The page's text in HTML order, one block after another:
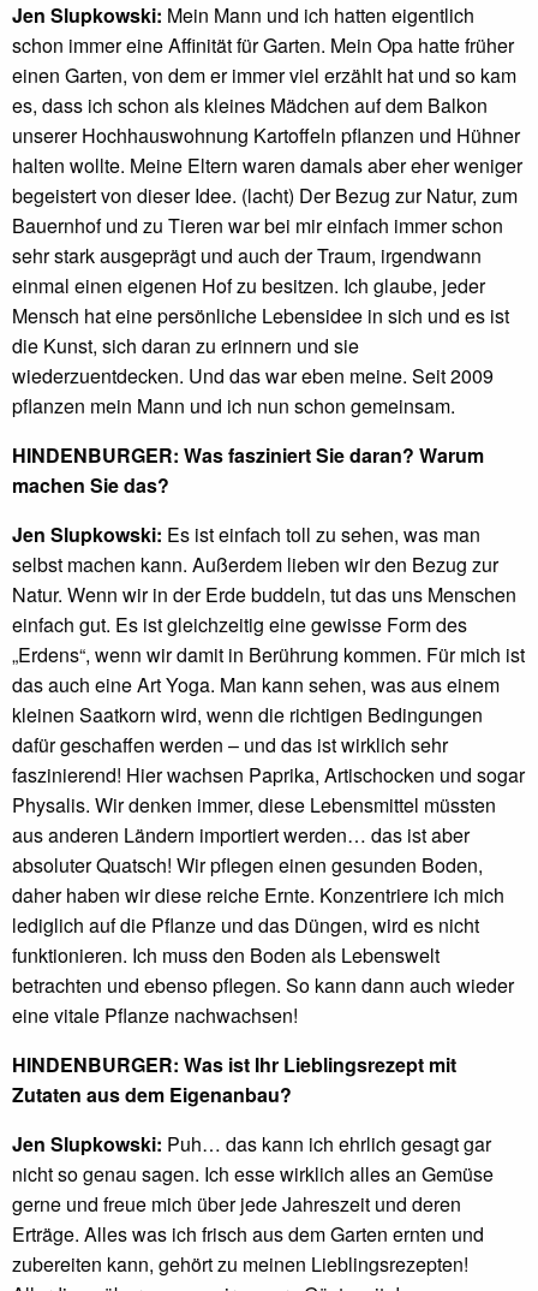
Jen Slupkowski: Mein Mann und ich hatten eigentlich
schon immer eine Affinität für Garten. Mein Opa hatte früher
einen Garten, von dem er immer viel erzählt hat und so kam
es, dass ich schon als kleines Mädchen auf dem Balkon
unserer Hochhauswohnung Kartoffeln pflanzen und Hühner
halten wollte. Meine Eltern waren damals aber eher weniger
begeistert von dieser Idee. (lacht) Der Bezug zur Natur, zum
Bauernhof und zu Tieren war bei mir einfach immer schon
sehr stark ausgeprägt und auch der Traum, irgendwann
einmal einen eigenen Hof zu besitzen. Ich glaube, jeder
Mensch hat eine persönliche Lebensidee in sich und es ist
die Kunst, sich daran zu erinnern und sie
wiederzuentdecken. Und das war eben meine. Seit 2009
pflanzen mein Mann und ich nun schon gemeinsam.
HINDENBURGER: Was fasziniert Sie daran? Warum
machen Sie das?
Jen Slupkowski: Es ist einfach toll zu sehen, was man
selbst machen kann. Außerdem lieben wir den Bezug zur
Natur. Wenn wir in der Erde buddeln, tut das uns Menschen
einfach gut. Es ist gleichzeitig eine gewisse Form des
„Erdens“, wenn wir damit in Berührung kommen. Für mich ist
das auch eine Art Yoga. Man kann sehen, was aus einem
kleinen Saatkorn wird, wenn die richtigen Bedingungen
dafür geschaffen werden – und das ist wirklich sehr
faszinierend! Hier wachsen Paprika, Artischocken und sogar
Physalis. Wir denken immer, diese Lebensmittel müssten
aus anderen Ländern importiert werden… das ist aber
absoluter Quatsch! Wir pflegen einen gesunden Boden,
daher haben wir diese reiche Ernte. Konzentriere ich mich
lediglich auf die Pflanze und das Düngen, wird es nicht
funktionieren. Ich muss den Boden als Lebenswelt
betrachten und ebenso pflegen. So kann dann auch wieder
eine vitale Pflanze nachwachsen!
HINDENBURGER: Was ist Ihr Lieblingsrezept mit
Zutaten aus dem Eigenanbau?
Jen Slupkowski: Puh… das kann ich ehrlich gesagt gar
nicht so genau sagen. Ich esse wirklich alles an Gemüse
gerne und freue mich über jede Jahreszeit und deren
Erträge. Alles was ich frisch aus dem Garten ernten und
zubereiten kann, gehört zu meinen Lieblingsrezepten!